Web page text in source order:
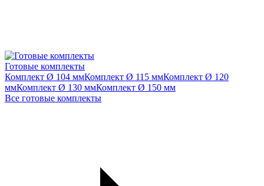
Готовые комплекты
Комплект Ø 104 ммКомплект Ø 115 ммКомплект Ø 120
ммКомплект Ø 130 ммКомплект Ø 150 мм
Все готовые комплекты